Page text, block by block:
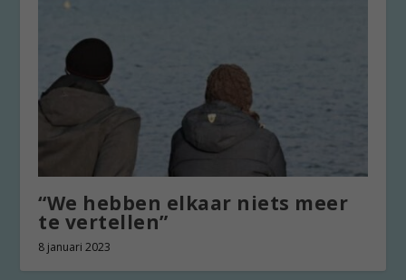
“We hebben elkaar niets meer
te vertellen”
8 januari 2023